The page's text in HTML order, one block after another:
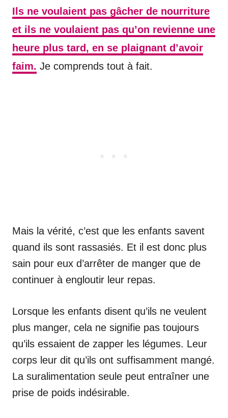
Ils ne voulaient pas gâcher de nourriture
et ils ne voulaient pas qu’on revienne une
heure plus tard, en se plaignant d’avoir
faim. Je comprends tout à fait.
Mais la vérité, c’est que les enfants savent
quand ils sont rassasiés. Et il est donc plus
sain pour eux d’arrêter de manger que de
continuer à engloutir leur repas.
Lorsque les enfants disent qu’ils ne veulent
plus manger, cela ne signifie pas toujours
qu’ils essaient de zapper les légumes. Leur
corps leur dit qu’ils ont suffisamment mangé.
La suralimentation seule peut entraîner une
prise de poids indésirable.